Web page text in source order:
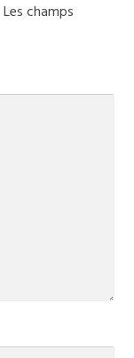
Les champs